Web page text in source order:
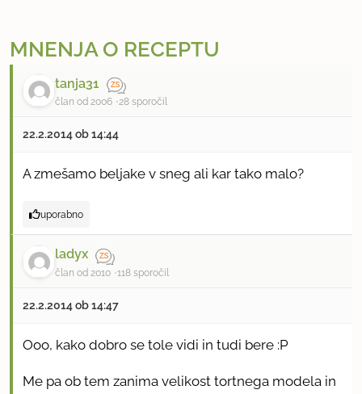
MNENJA O RECEPTU
tanja31
član od 2006 28 sporočil
22.2.2014 ob 14:44
A zmešamo beljake v sneg ali kar tako malo?
uporabno
ladyx
član od 2010 118 sporočil
22.2.2014 ob 14:47
Ooo, kako dobro se tole vidi in tudi bere :P
Me pa ob tem zanima velikost tortnega modela in